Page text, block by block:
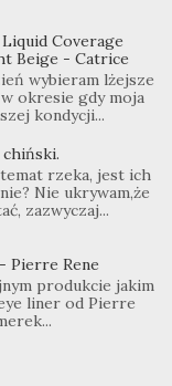
Liquid Coverage
Beige - Catrice
wybieram lżejsze
okresie gdy moja
kondycji...
rzeka, jest ich
Nie ukrywam,że
zazwyczaj...
Pierre Rene
produkcie jakim
liner od Pierre